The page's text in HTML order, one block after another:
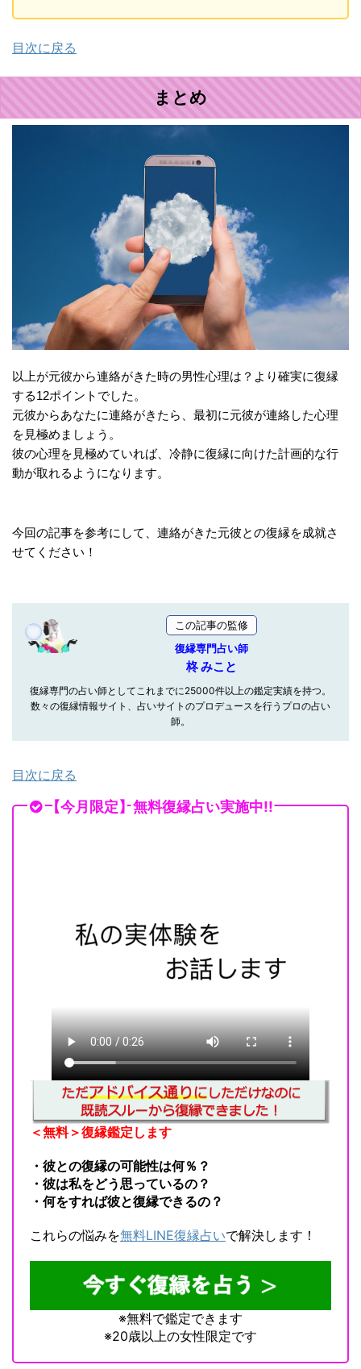
目次に戻る
まとめ
以上が元彼から連絡がきた時の男性心理は？より確実に復縁
する12ポイントでした。
元彼からあなたに連絡がきたら、最初に元彼が連絡した心理
を見極めましょう。
彼の心理を見極めていれば、冷静に復縁に向けた計画的な行
動が取れるようになります。
今回の記事を参考にして、連絡がきた元彼との復縁を成就さ
せてください！
この記事の監修
復縁専門占い師
柊 みこと
復縁専門の占い師としてこれまでに25000件以上の鑑定実績を持つ。
数々の復縁情報サイト、占いサイトのプロデュースを行うプロの占い
師。
目次に戻る
【今月限定】無料復縁占い実施中!!
＜無料＞復縁鑑定します
・彼との復縁の可能性は何％？
・彼は私をどう思っているの？
・何をすれば彼と復縁できるの？
これらの悩みを無料LINE復縁占いで解決します！
※無料で鑑定できます
※20歳以上の女性限定です